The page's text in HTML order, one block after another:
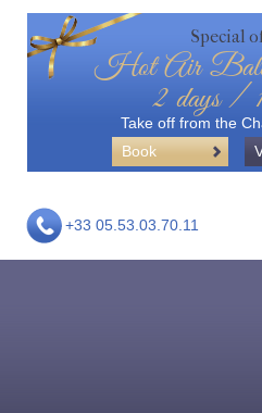
Special
Hot Air
2 days /
Take off from the
Book
+33 05.53.03.70.11